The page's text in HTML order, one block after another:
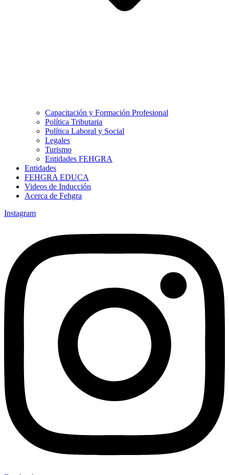
Capacitación y Formación Profesional
Política Tributaria
Política Laboral y Social
Legales
Turismo
Entidades FEHGRA
Entidades
FEHGRA EDUCA
Videos de Inducción
Acerca de Fehgra
Instagram